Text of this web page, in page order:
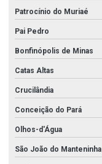
Patrocínio do Muriaé
Pai Pedro
Bonfinópolis de Minas
Catas Altas
Crucilândia
Conceição do Pará
Olhos-d'Água
São João do Manteninha